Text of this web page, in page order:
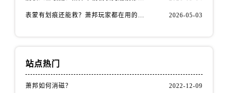
表蒙有划痕还能救？萧邦玩家都在用的修复方法 2026-05-03
站点热门
萧邦如何消磁？ 2022-12-09